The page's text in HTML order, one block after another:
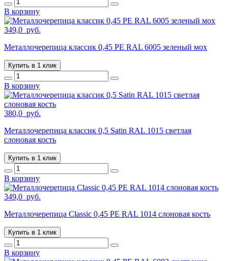
В корзину
349,0 руб.
Металлочерепица классик 0,45 PE RAL 6005 зеленый мох
Купить в 1 клик
В корзину
380,0 руб.
Металлочерепица классик 0,5 Satin RAL 1015 светлая
слоновая кость
Купить в 1 клик
В корзину
349,0 руб.
Металлочерепица Classic 0,45 PE RAL 1014 слоновая кость
Купить в 1 клик
В корзину